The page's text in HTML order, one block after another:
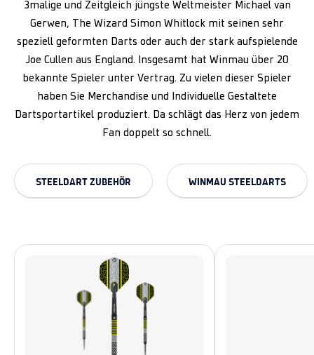
3malige und Zeitgleich jüngste Weltmeister Michael van
Gerwen, The Wizard Simon Whitlock mit seinen sehr
speziell geformten Darts oder auch der stark aufspielende
Joe Cullen aus England. Insgesamt hat Winmau über 20
bekannte Spieler unter Vertrag. Zu vielen dieser Spieler
haben Sie Merchandise und Individuelle Gestaltete
Dartsportartikel produziert. Da schlägt das Herz von jedem
Fan doppelt so schnell.
STEELDART ZUBEHÖR WINMAU STEELDARTS